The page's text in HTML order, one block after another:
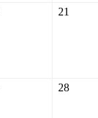
21
28